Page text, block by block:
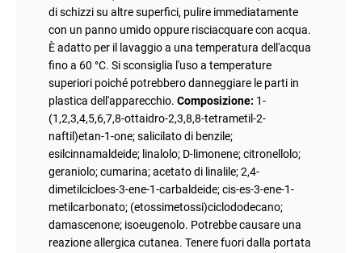
di schizzi su altre superfici, pulire immediatamente
con un panno umido oppure risciacquare con acqua.
È adatto per il lavaggio a una temperatura dell'acqua
fino a 60 °C. Si sconsiglia l'uso a temperature
superiori poiché potrebbero danneggiare le parti in
plastica dell'apparecchio. Composizione: 1-
(1,2,3,4,5,6,7,8-ottaidro-2,3,8,8-tetrametil-2-
naftil)etan-1-one; salicilato di benzile;
esilcinnamaldeide; linalolo; D-limonene; citronellolo;
geraniolo; cumarina; acetato di linalile; 2,4-
dimetilcicloes-3-ene-1-carbaldeide; cis-es-3-ene-1-
metilcarbonato; (etossimetossi)ciclododecano;
damascenone; isoeugenolo. Potrebbe causare una
reazione allergica cutanea. Tenere fuori dalla portata